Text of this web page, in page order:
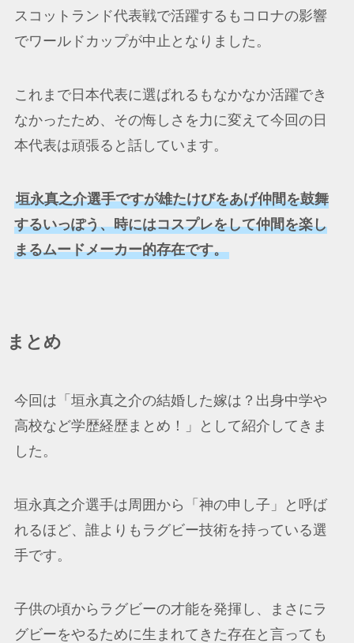
スコットランド代表戦で活躍するもコロナの影響
でワールドカップが中止となりました。
これまで日本代表に選ばれるもなかなか活躍でき
なかったため、その悔しさを力に変えて今回の日
本代表は頑張ると話しています。
垣永真之介選手ですが雄たけびをあげ仲間を鼓舞
するいっぽう、時にはコスプレをして仲間を楽し
まるムードメーカー的存在です。
まとめ
今回は「垣永真之介の結婚した嫁は？出身中学や
高校など学歴経歴まとめ！」として紹介してきま
した。
垣永真之介選手は周囲から「神の申し子」と呼ば
れるほど、誰よりもラグビー技術を持っている選
手です。
子供の頃からラグビーの才能を発揮し、まさにラ
グビーをやるために生まれてきた存在と言っても